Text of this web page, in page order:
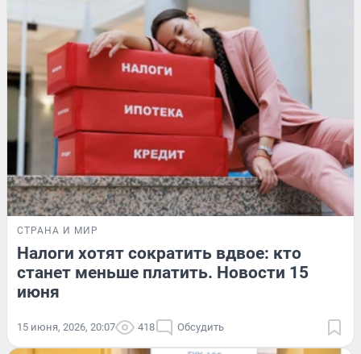
СТРАНА И МИР
Налоги хотят сократить вдвое: кто
станет меньше платить. Новости 15
июня
15 июня, 2026, 20:07 418 Обсудить